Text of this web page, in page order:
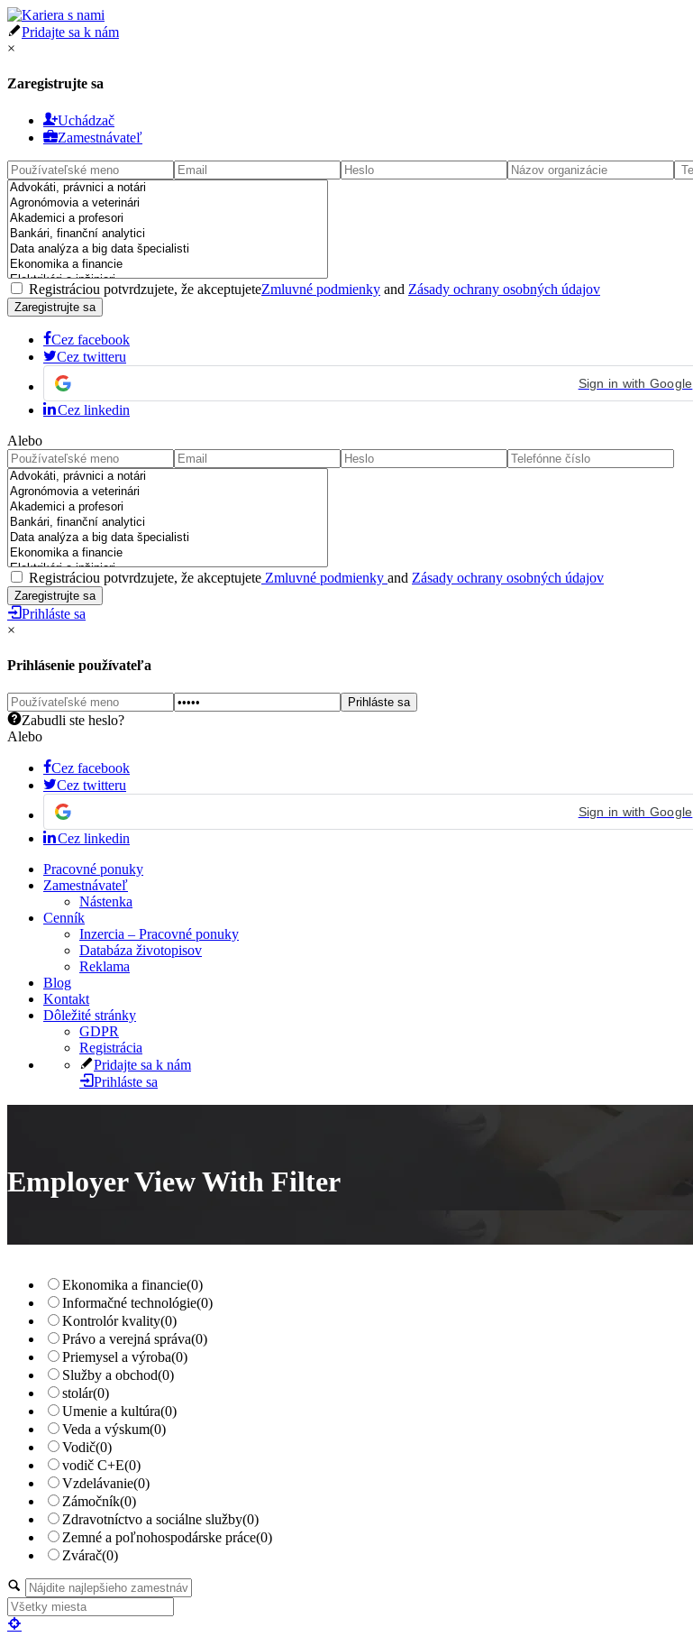
Pridajte sa k nám
×
Zaregistrujte sa
Uchádzač
Zamestnávateľ
Registráciou potvrdzujete, že akceptujeteZmluvné podmienky and Zásady ochrany osobných údajov
Cez facebook
Cez twitteru
Sign in with Google
Cez linkedin
Alebo
Registráciou potvrdzujete, že akceptujete Zmluvné podmienky and Zásady ochrany osobných údajov
Prihláste sa
×
Prihlásenie používateľa
Zabudli ste heslo?
Alebo
Cez facebook
Cez twitteru
Sign in with Google
Cez linkedin
Pracovné ponuky
Zamestnávateľ
Nástenka
Cenník
Inzercia – Pracovné ponuky
Databáza životopisov
Reklama
Blog
Kontakt
Dôležité stránky
GDPR
Registrácia
Pridajte sa k nám
Prihláste sa
Employer View With Filter
Ekonomika a financie(0)
Informačné technológie(0)
Kontrolór kvality(0)
Právo a verejná správa(0)
Priemysel a výroba(0)
Služby a obchod(0)
stolár(0)
Umenie a kultúra(0)
Veda a výskum(0)
Vodič(0)
vodič C+E(0)
Vzdelávanie(0)
Zámočník(0)
Zdravotníctvo a sociálne služby(0)
Zemné a poľnohospodárske práce(0)
Zvárač(0)